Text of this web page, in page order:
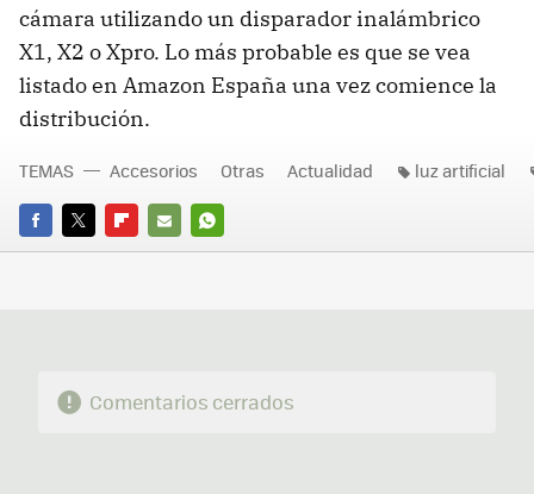
cámara utilizando un disparador inalámbrico
X1, X2 o Xpro. Lo más probable es que se vea
listado en Amazon España una vez comience la
distribución.
FACEBOOK
TWITTERFLIPBOARD
E-
WHATSAPP
TEMAS Accesorios Otras Actualidad luz artificial
Comentarios cerrados